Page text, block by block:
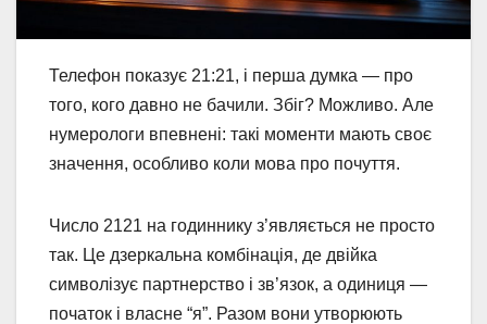
Телефон показує 21:21, і перша думка — про
того, кого давно не бачили. Збіг? Можливо. Але
нумерологи впевнені: такі моменти мають своє
значення, особливо коли мова про почуття.
Число 2121 на годиннику з’являється не просто
так. Це дзеркальна комбінація, де двійка
символізує партнерство і зв’язок, а одиниця —
початок і власне “я”. Разом вони утворюють